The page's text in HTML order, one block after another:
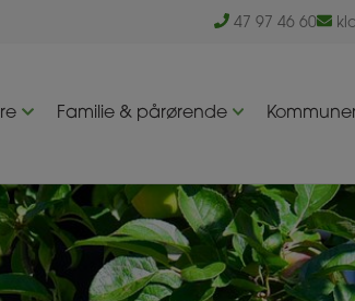
47 97 46 60
Familie & pårørende